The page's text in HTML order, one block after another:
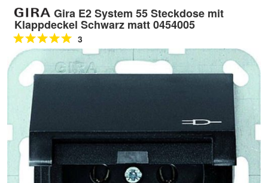
Gira E2 System 55 Steckdose mit
Klappdeckel Schwarz matt 0454005
3